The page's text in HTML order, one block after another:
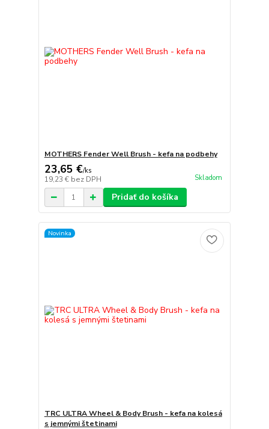
MOTHERS Fender Well Brush - kefa na podbehy
23,65 €/ks
19,23 € bez DPH Skladom
Pridať do košíka
Novinka
TRC ULTRA Wheel & Body Brush - kefa na kolesá
s jemnými štetinami